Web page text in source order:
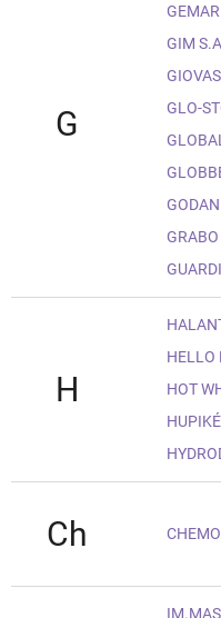
G
GEMAR
GIM
GIOVAS
GLO-
GODAN
GRABO
H
HELLO
HOT
Ch